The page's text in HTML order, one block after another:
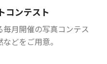
コンテスト
月開催の写真コンテス
どをご用意。